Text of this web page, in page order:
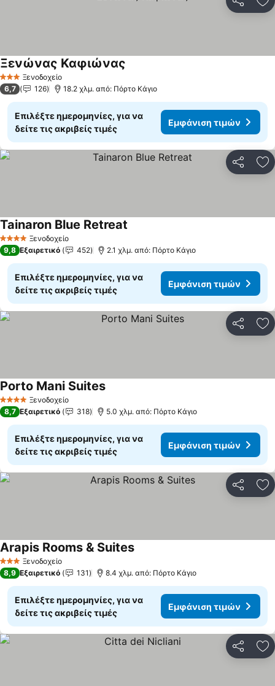
3 ΑστέριαΞενοδοχείο
Ξενώνας Καφιώνας
6,7 126 18.2 χλμ. από: Πόρτο Κάγιο
Επιλέξτε ημερομηνίες, για να
δείτε τις ακριβείς τιμές
Εμφάνιση τιμών
4 ΑστέριαΞενοδοχείο
Tainaron Blue Retreat
9,8 Εξαιρετικό 452 2.1 χλμ. από: Πόρτο Κάγιο
Επιλέξτε ημερομηνίες, για να
δείτε τις ακριβείς τιμές
Εμφάνιση τιμών
4 ΑστέριαΞενοδοχείο
Porto Mani Suites
8,7 Εξαιρετικό 318 5.0 χλμ. από: Πόρτο Κάγιο
Επιλέξτε ημερομηνίες, για να
δείτε τις ακριβείς τιμές
Εμφάνιση τιμών
3 ΑστέριαΞενοδοχείο
Arapis Rooms & Suites
8,9 Εξαιρετικό 131 8.4 χλμ. από: Πόρτο Κάγιο
Επιλέξτε ημερομηνίες, για να
δείτε τις ακριβείς τιμές
Εμφάνιση τιμών